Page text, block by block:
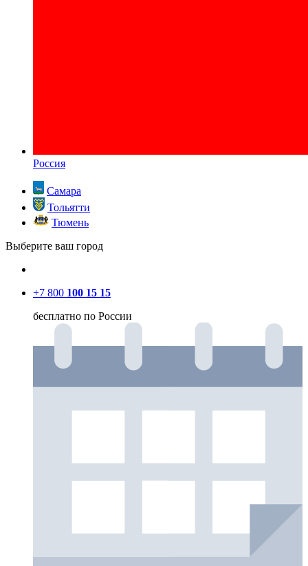
Россия
Самара
Тольятти
Тюмень
Выберите ваш город
+7 800 100 15 15
бесплатно по России